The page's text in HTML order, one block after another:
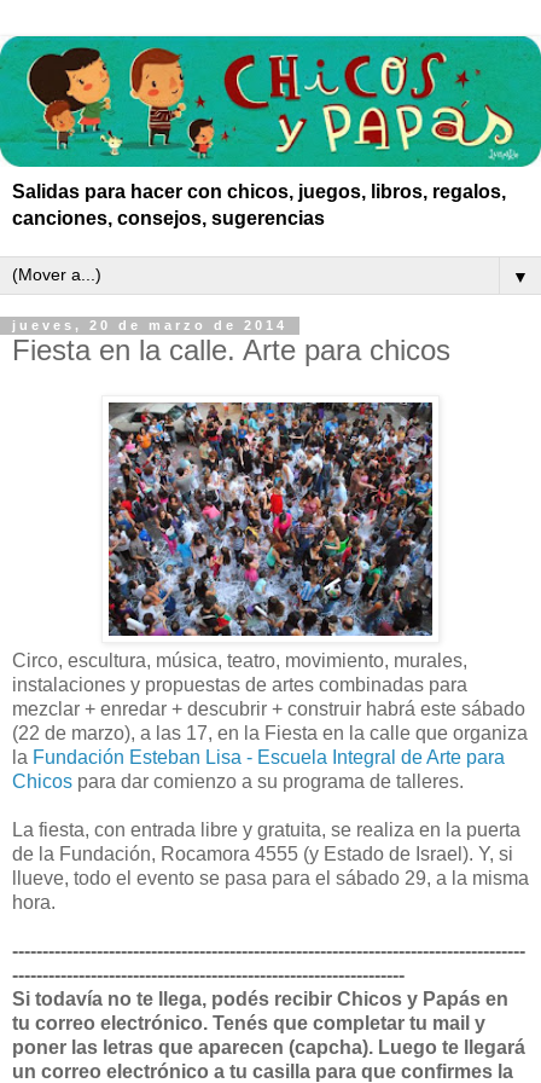
Salidas para hacer con chicos, juegos, libros, regalos,
canciones, consejos, sugerencias
▼
jueves, 20 de marzo de 2014
Fiesta en la calle. Arte para chicos
Circo, escultura, música, teatro, movimiento, murales,
instalaciones y propuestas de artes combinadas para
mezclar + enredar + descubrir + construir habrá este sábado
(22 de marzo), a las 17, en la Fiesta en la calle que organiza
la Fundación Esteban Lisa - Escuela Integral de Arte para
Chicos para dar comienzo a su programa de talleres.
La fiesta, con entrada libre y gratuita, se realiza en la puerta
de la Fundación, Rocamora 4555 (y Estado de Israel). Y, si
llueve, todo el evento se pasa para el sábado 29, a la misma
hora.
-------------------------------------------------------------------------------------
-----------------------------------------------------------------
Si todavía no te llega, podés recibir Chicos y Papás en
tu correo electrónico. Tenés que completar tu mail y
poner las letras que aparecen (capcha). Luego te llegará
un correo electrónico a tu casilla para que confirmes la